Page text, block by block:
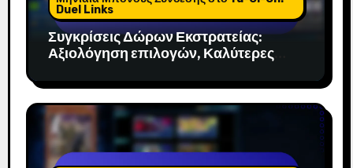
Duel Links
Συγκρίσεις Δώρων Εκστρατείας:
Αξιολόγηση επιλογών, Καλύτερες